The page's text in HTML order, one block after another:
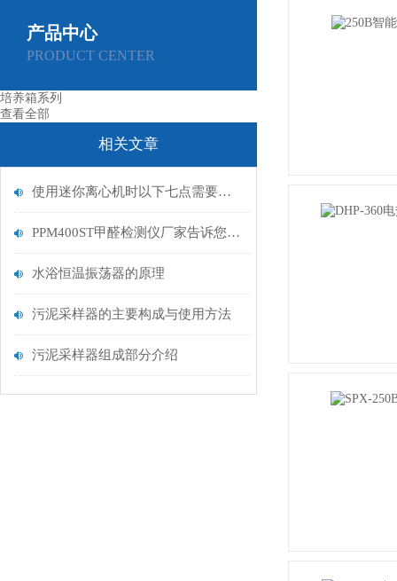
产品中心
PRODUCT CENTER
培养箱系列
查看全部
相关文章
使用迷你离心机时以下七点需要大家特别注意
PPM400ST甲醛检测仪厂家告诉您什么是甲醛
水浴恒温振荡器的原理
污泥采样器的主要构成与使用方法
污泥采样器组成部分介绍